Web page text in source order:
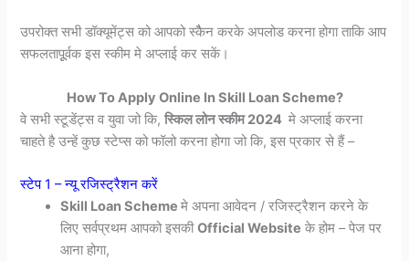
उपरोक्त सभी डॉक्यूमेंट्स को आपको स्कैैन करके अपलोड करना होगा ताकि आप
सफलतापूूर्वक इस स्कीम मे अप्लाई कर सकें।
How To Apply Online In Skill Loan Scheme?
वे सभी स्टूडेंट्स व युवा जो कि,स्किल लोनस्कीम 2024 मे अप्लाई करना
चाहते है उन्हें कुछ स्टेप्स को फॉलो करना होगा जो कि, इस प्रकार से हैं –
स्टेप 1 – न्यू रजिस्ट्रैशन करें
Skill Loan Schemeमे अपना आवेदन / रजिस्ट्रैशन करने के
लिए सर्वप्रथम आपको इसकीOfficial Website के होम – पेज पर
आना होगा,